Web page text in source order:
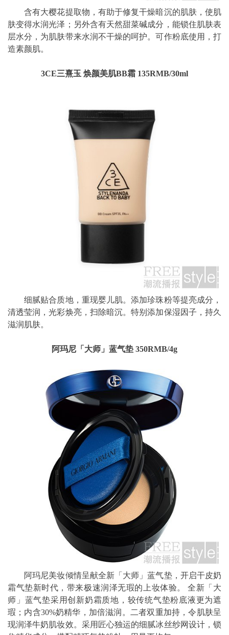
含有大樱花提取物，有助于修复干燥暗沉的肌肤，使肌
肤变得水润光泽；另外含有天然甜菜碱成分，能锁住肌肤表
层水分，为肌肤带来水润不干燥的呵护。可作粉底使用，打
造素颜肌。
3CE三熹玉 焕颜美肌BB霜 135RMB/30ml
细腻贴合质地，重现婴儿肌。添加珍珠粉等提亮成分，
清透莹润，光彩焕亮，扫除暗沉。特别添加保湿因子，持久
滋润肌肤。
阿玛尼「大师」蓝气垫 350RMB/4g
阿玛尼美妆倾情呈献全新「大师」蓝气垫，开启干皮奶
霜气垫新时代，带来极速润泽无瑕的上妆体验。 全新「大
师」蓝气垫采用创新奶霜质地，较传统气垫粉底液更为遮
瑕；内含30%奶精华，加倍滋润。二者双重加持，令肌肤呈
现润泽牛奶肌妆效。采用匠心独运的细腻冰丝纱网设计，锁